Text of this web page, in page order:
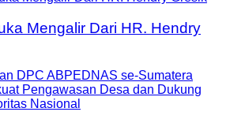
Mengalir Dari HR. Hendry